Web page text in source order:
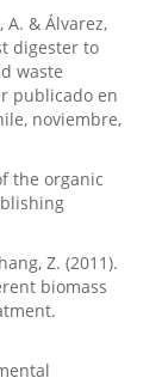
A. & Álvarez,
digester to
waste
publicado en
noviembre,
the organic
Z. (2011).
biomass